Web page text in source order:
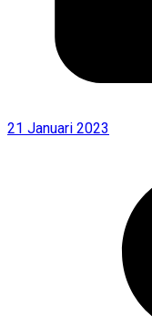
21 Januari 2023